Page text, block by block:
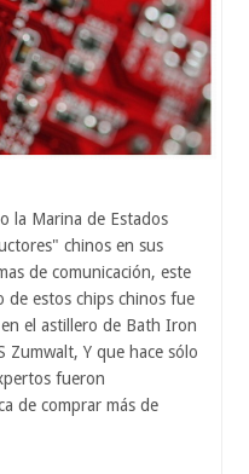
la Marina de Estados
chinos en sus
de comunicación, este
de estos chips chinos fue
el astillero de Bath Iron
Zumwalt, Y que hace sólo
fueron
de comprar más de